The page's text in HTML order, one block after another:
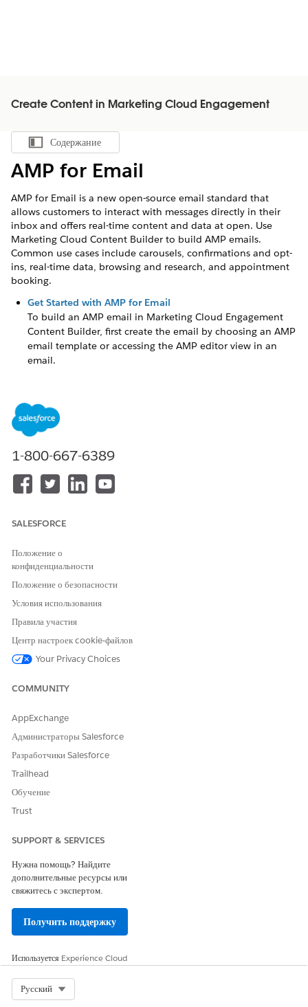
Create Content in Marketing Cloud Engagement
Показать содержание
Содержание
AMP for Email
AMP for Email is a new open-source email standard that
allows customers to interact with messages directly in their
inbox and offers real-time content and data at open. Use
Marketing Cloud Content Builder to build AMP emails.
Common use cases include carousels, confirmations and opt-
ins, real-time data, browsing and research, and appointment
booking.
Get Started with AMP for Email
To build an AMP email in Marketing Cloud Engagement
Content Builder, first create the email by choosing an AMP
email template or accessing the AMP editor view in an
email.
emails in Marketing Cloud Engagement Content Builder.
Appendix: Use GTL with AMP for Email Mustache Syntax
Guide Template Language and AMP Mustache templates
use the same delimiters (double curly braces {{ and }}).
Therefore, when sending AMP containing Mustache
templates through Marketing Cloud Engagement, ensure
GTL delimiters.
ЭТА СТАТЬЯ РЕШИЛА ВАШУ ПРОБЛЕМУ?
Оставьте свой отзыв, чтобы мы могли стать лучше!
1-800-667-6389
SALESFORCE
Положение о
конфиденциальности
Положение о безопасности
Условия использования
Правила участия
Центр настроек cookie-файлов
Your Privacy Choices
COMMUNITY
AppExchange
Администраторы Salesforce
Разработчики Salesforce
Trailhead
Обучение
Trust
SUPPORT & SERVICES
Нужна помощь? Найдите
дополнительные ресурсы или
свяжитесь с экспертом.
Получить поддержку
Используется Experience Cloud
Русский